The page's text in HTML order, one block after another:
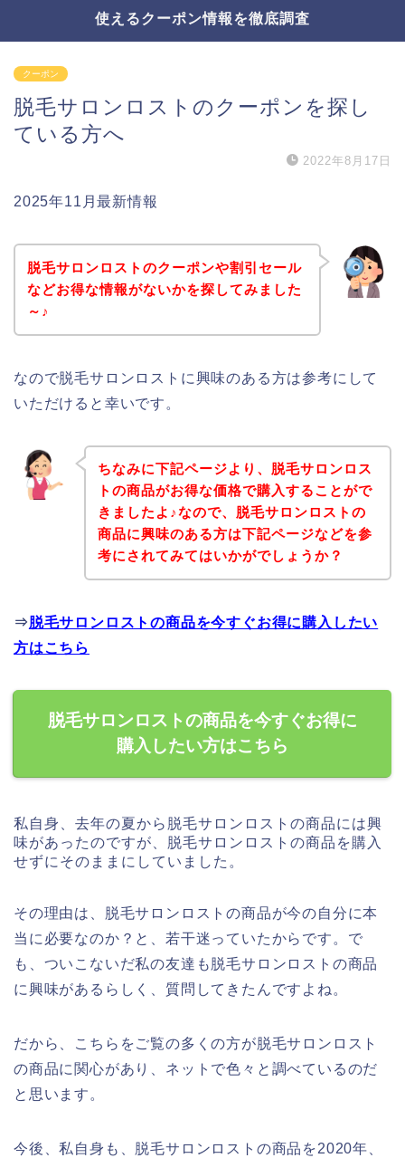
使えるクーポン情報を徹底調査
クーポン
脱毛サロンロストのクーポンを探し
ている方へ
2022年8月17日
2025年11月最新情報
脱毛サロンロストのクーポンや割引セール
などお得な情報がないかを探してみました
～♪
なので脱毛サロンロストに興味のある方は参考にして
いただけると幸いです。
ちなみに下記ページより、脱毛サロンロス
トの商品がお得な価格で購入することがで
きましたよ♪なので、脱毛サロンロストの
商品に興味のある方は下記ページなどを参
考にされてみてはいかがでしょうか？
⇒脱毛サロンロストの商品を今すぐお得に購入したい
方はこちら
脱毛サロンロストの商品を今すぐお得に
購入したい方はこちら
私自身、去年の夏から脱毛サロンロストの商品には興
味があったのですが、脱毛サロンロストの商品を購入
せずにそのままにしていました。
その理由は、脱毛サロンロストの商品が今の自分に本
当に必要なのか？と、若干迷っていたからです。で
も、ついこないだ私の友達も脱毛サロンロストの商品
に興味があるらしく、質問してきたんですよね。
だから、こちらをご覧の多くの方が脱毛サロンロスト
の商品に関心があり、ネットで色々と調べているのだ
と思います。
今後、私自身も、脱毛サロンロストの商品を2020年、